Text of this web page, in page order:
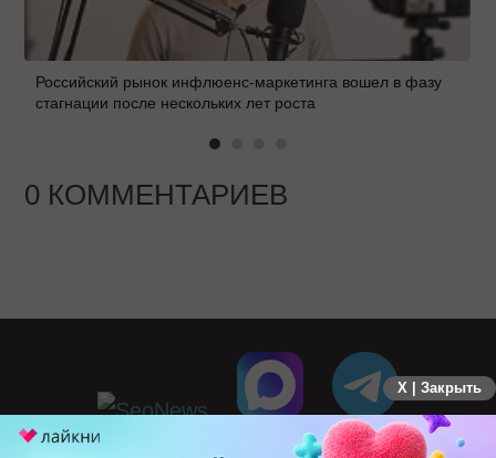
Российский рынок инфлюенс-маркетинга вошел в фазу
стагнации после нескольких лет роста
0 КОММЕНТАРИЕВ
X | Закрыть
ПЕРЕЙТИ НА ПОЛНУЮ ВЕРСИЮ